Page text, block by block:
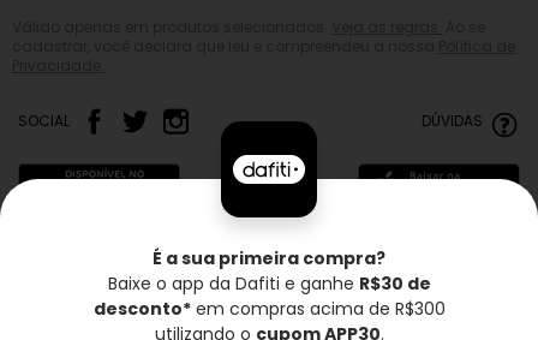
SOCIAL DÚVIDAS
Frete grátis* Troca grátis Entrega rápida
É a sua primeira compra?
Baixe o app da Dafiti e ganhe R$30 de
desconto*em compras acima de R$300
utilizando o cupom APP30.